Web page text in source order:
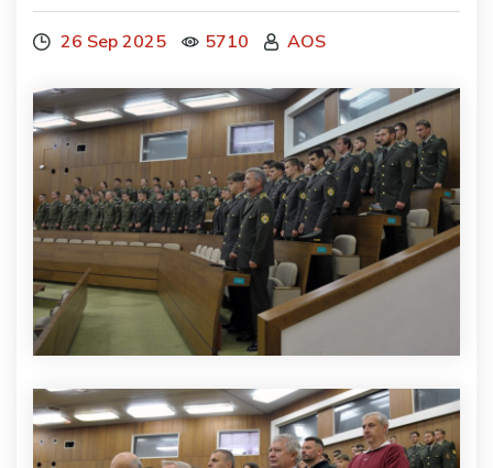
26 Sep 2025 5710 AOS